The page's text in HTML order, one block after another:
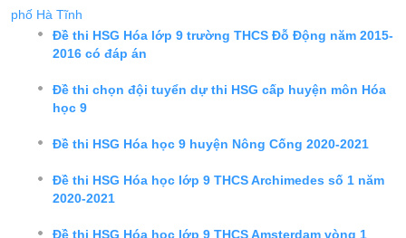
phố Hà Tĩnh
Đề thi HSG Hóa lớp 9 trường THCS Đỗ Động năm 2015-
2016 có đáp án
Đề thi chọn đội tuyển dự thi HSG cấp huyện môn Hóa
học 9
Đề thi HSG Hóa học 9 huyện Nông Cống 2020-2021
Đề thi HSG Hóa học lớp 9 THCS Archimedes số 1 năm
2020-2021
Đề thi HSG Hóa học lớp 9 THCS Amsterdam vòng 1